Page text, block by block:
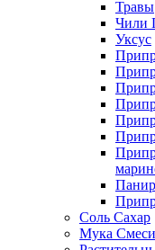
Травы
Чили
Уксус
Соль Сахар
Мука